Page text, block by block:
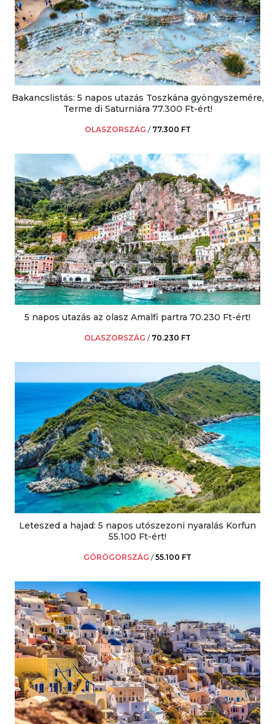
Bakancslistás: 5 napos utazás Toszkána gyöngyszemére,
Terme di Saturniára 77.300 Ft-ért!
OLASZORSZÁG / 77.300 FT
5 napos utazás az olasz Amalfi partra 70.230 Ft-ért!
OLASZORSZÁG / 70.230 FT
Leteszed a hajad: 5 napos utószezoni nyaralás Korfun
55.100 Ft-ért!
GÖRÖGORSZÁG /55.100 FT